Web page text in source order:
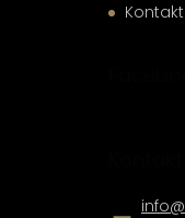
Kontakt
info@